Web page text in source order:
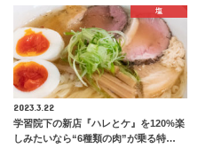
塩
2023.3.22
学習院下の新店『ハレとケ』を120%楽
しみたいなら“6種類の肉”が乗る特…